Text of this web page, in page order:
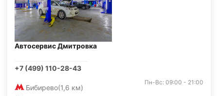
Автосервис Дмитровка
+7 (499) 110-28-43
Бибирево(1,6 км)
Пн-Вс: 09:00 - 21:00